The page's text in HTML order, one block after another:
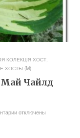
КОЛЕКЦІЯ ХОСТ,
ХОСТЫ (M)
Чайлд
отключены